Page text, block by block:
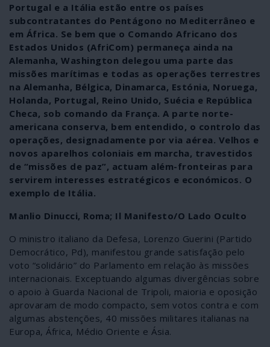
Portugal e a Itália estão entre os países
subcontratantes do Pentágono no Mediterrâneo e
em África. Se bem que o Comando Africano dos
Estados Unidos (AfriCom) permaneça ainda na
Alemanha, Washington delegou uma parte das
missões marítimas e todas as operações terrestres
na Alemanha, Bélgica, Dinamarca, Estónia, Noruega,
Holanda, Portugal, Reino Unido, Suécia e República
Checa, sob comando da França. A parte norte-
americana conserva, bem entendido, o controlo das
operações, designadamente por via aérea. Velhos e
novos aparelhos coloniais em marcha, travestidos
de “missões de paz”, actuam além-fronteiras para
servirem interesses estratégicos e económicos. O
exemplo de Itália.
Manlio Dinucci, Roma; Il Manifesto/O Lado Oculto
O ministro italiano da Defesa, Lorenzo Guerini (Partido
Democrático, Pd), manifestou grande satisfação pelo
voto “solidário” do Parlamento em relação às missões
internacionais. Exceptuando algumas divergências sobre
o apoio à Guarda Nacional de Tripoli, maioria e oposição
aprovaram de modo compacto, sem votos contra e com
algumas abstenções, 40 missões militares italianas na
Europa, África, Médio Oriente e Ásia.